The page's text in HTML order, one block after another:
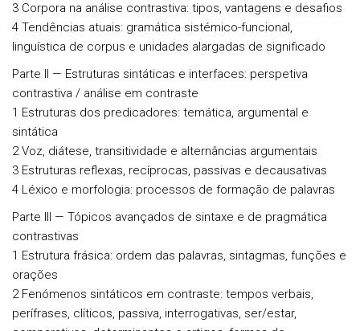
3 Corpora na análise contrastiva: tipos, vantagens e desafios
4 Tendências atuais: gramática sistémico-funcional,
linguística de corpus e unidades alargadas de significado
Parte II — Estruturas sintáticas e interfaces: perspetiva
contrastiva / análise em contraste
1 Estruturas dos predicadores: temática, argumental e
sintática
2 Voz, diátese, transitividade e alternâncias argumentais
3 Estruturas reflexas, recíprocas, passivas e decausativas
4 Léxico e morfologia: processos de formação de palavras
Parte III — Tópicos avançados de sintaxe e de pragmática
contrastivas
1 Estrutura frásica: ordem das palavras, sintagmas, funções e
orações
2 Fenómenos sintáticos em contraste: tempos verbais,
perífrases, clíticos, passiva, interrogativas, ser/estar,